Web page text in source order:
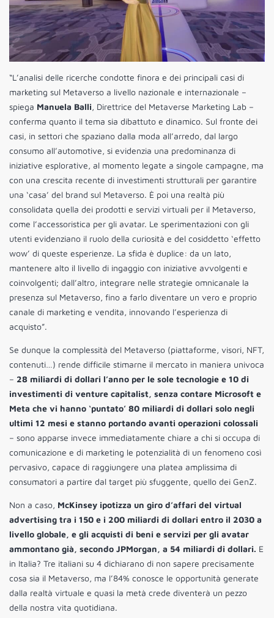
“L’analisi delle ricerche condotte finora e dei principali casi di
marketing sul Metaverso a livello nazionale e internazionale –
spiega Manuela Balli, Direttrice del Metaverse Marketing Lab –
conferma quanto il tema sia dibattuto e dinamico. Sul fronte dei
casi, in settori che spaziano dalla moda all’arredo, dal largo
consumo all’automotive, si evidenzia una predominanza di
iniziative esplorative, al momento legate a singole campagne, ma
con una crescita recente di investimenti strutturali per garantire
una ‘casa’ del brand sul Metaverso. È poi una realtà più
consolidata quella dei prodotti e servizi virtuali per il Metaverso,
come l’accessoristica per gli avatar. Le sperimentazioni con gli
utenti evidenziano il ruolo della curiosità e del cosiddetto ‘effetto
wow’ di queste esperienze. La sfida è duplice: da un lato,
mantenere alto il livello di ingaggio con iniziative avvolgenti e
coinvolgenti; dall’altro, integrare nelle strategie omnicanale la
presenza sul Metaverso, fino a farlo diventare un vero e proprio
canale di marketing e vendita, innovando l’esperienza di
acquisto”.
Se dunque la complessità del Metaverso (piattaforme, visori, NFT,
contenuti…) rende difficile stimarne il mercato in maniera univoca
– 28 miliardi di dollari l’anno per le sole tecnologie e 10 di
investimenti di venture capitalist, senza contare Microsoft e
Meta che vi hanno ‘puntato’ 80 miliardi di dollari solo negli
ultimi 12 mesi e stanno portando avanti operazioni colossali
– sono apparse invece immediatamente chiare a chi si occupa di
comunicazione e di marketing le potenzialità di un fenomeno così
pervasivo, capace di raggiungere una platea amplissima di
consumatori a partire dal target più sfuggente, quello dei GenZ.
Non a caso, McKinsey ipotizza un giro d’affari del virtual
advertising tra i 150 e i 200 miliardi di dollari entro il 2030 a
livello globale, e gli acquisti di beni e servizi per gli avatar
ammontano già, secondo JPMorgan, a 54 miliardi di dollari. E
in Italia? Tre italiani su 4 dichiarano di non sapere precisamente
cosa sia il Metaverso, ma l’84% conosce le opportunità generate
dalla realtà virtuale e quasi la metà crede diventerà un pezzo
della nostra vita quotidiana.